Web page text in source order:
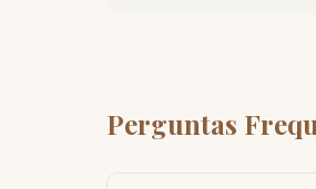
Perguntas